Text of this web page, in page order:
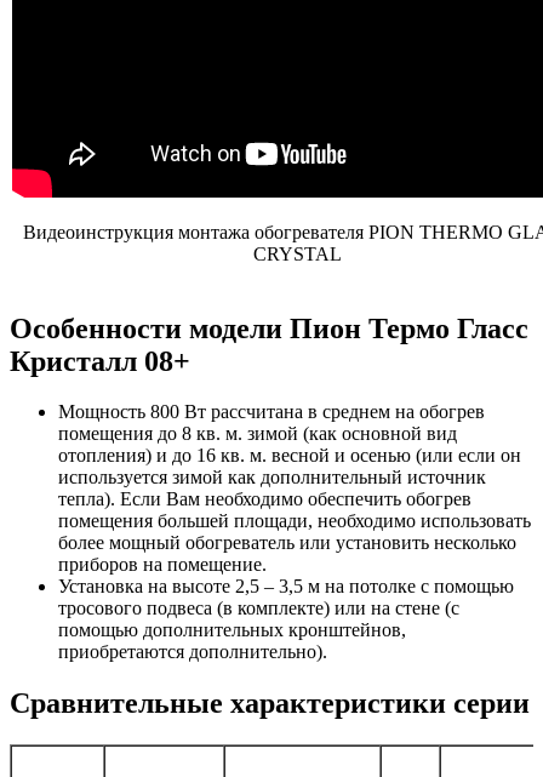
Видеоинструкция монтажа обогревателя PION THERMO
CRYSTAL
Особенности модели Пион Термо Гласс
Кристалл 08+
Мощность 800 Вт рассчитана в среднем на обогрев
помещения до 8 кв. м. зимой (как основной вид
отопления) и до 16 кв. м. весной и осенью (или если он
используется зимой как дополнительный источник
тепла). Если Вам необходимо обеспечить обогрев
помещения большей площади, необходимо использовать
более мощный обогреватель или установить несколько
приборов на помещение.
Установка на высоте 2,5 – 3,5 м на потолке с помощью
тросового подвеса (в комплекте) или на стене (с
помощью дополнительных кронштейнов,
приобретаются дополнительно).
Сравнительные характеристики серии